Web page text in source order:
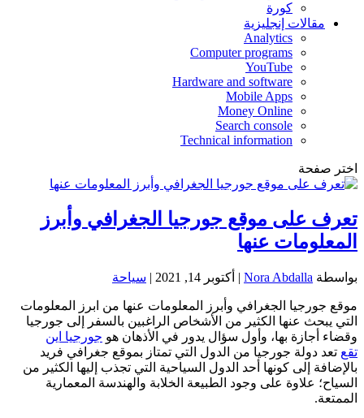
كورة
مقالات إنجليزية
Analytics
Computer programs
YouTube
Hardware and software
Mobile Apps
Money Online
Search console
Technical information
اختر صفحة
تعرف على موقع جورجيا الجغرافي وأبرز
المعلومات عنها
بواسطة Nora Abdalla
| أكتوبر 14, 2021 | سياحة
موقع جورجيا الجغرافي وأبرز المعلومات عنها من ابرز المعلومات
التي يبحث عنها الكثير من الأشخاص الراغبين بالسفر إلى جورجيا
وقضاء أجازة بها، وأول سؤال يدور في الأذهان هو جورجيا اين
تقع تعد دولة جورجيا من الدول التي تمتاز بموقع جغرافي فريد
بالإضافة إلى كونها أحد الدول السياحية التي تجذب إليها الكثير من
السياح؛ علاوة على وجود الطبيعة الخلابة والهندسة المعمارية
الممتعة.